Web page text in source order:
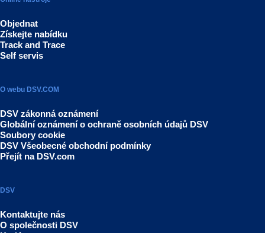
Objednat
Získejte nabídku
Track and Trace
Self servis
O webu DSV.COM
DSV zákonná oznámení
Globální oznámení o ochraně osobních údajů DSV
Soubory cookie
DSV Všeobecné obchodní podmínky
Přejít na DSV.com
DSV
Kontaktujte nás
O společnosti DSV